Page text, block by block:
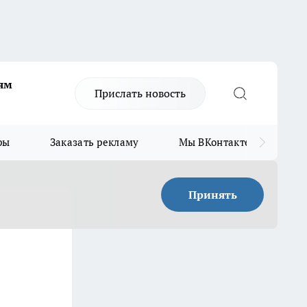
Прислать новость
Заказать рекламу Мы ВКонтакте
Принять